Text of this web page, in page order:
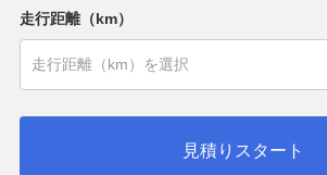
走行距離（km）
見積りスタート